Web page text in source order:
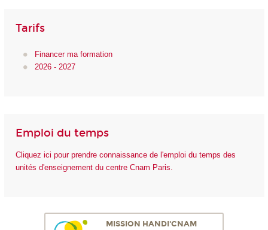
Tarifs
Financer ma formation
2026 - 2027
Emploi du temps
Cliquez ici pour prendre connaissance de l'emploi du temps des
unités d'enseignement du centre Cnam Paris.
MISSION HANDI'CNAM